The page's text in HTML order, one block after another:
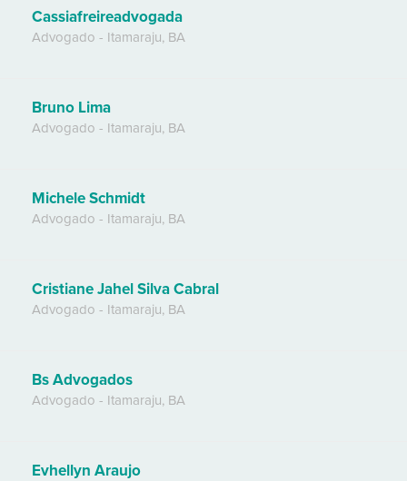
Cassiafreireadvogada
Advogado - Itamaraju, BA
Bruno Lima
Advogado - Itamaraju, BA
Michele Schmidt
Advogado - Itamaraju, BA
Cristiane Jahel Silva Cabral
Advogado - Itamaraju, BA
Bs Advogados
Advogado - Itamaraju, BA
Evhellyn Araujo